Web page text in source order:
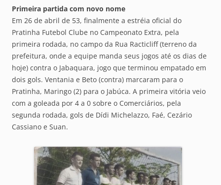
Primeira partida com novo nome
Em 26 de abril de 53, finalmente a estréia oficial do
Pratinha Futebol Clube no Campeonato Extra, pela
primeira rodada, no campo da Rua Racticliff (terreno da
prefeitura, onde a equipe manda seus jogos até os dias de
hoje) contra o Jabaquara, jogo que terminou empatado em
dois gols. Ventania e Beto (contra) marcaram para o
Pratinha, Maringo (2) para o Jabúca. A primeira vitória veio
com a goleada por 4 a 0 sobre o Comerciários, pela
segunda rodada, gols de Dídi Michelazzo, Faé, Cezário
Cassiano e Suan.